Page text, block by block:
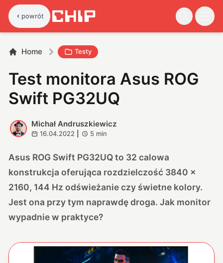
powrót
Home Testy
Test monitora Asus ROG
Swift PG32UQ
M
Michał Andruszkiewicz
16.04.2022 5 min
Asus ROG Swift PG32UQ to 32 calowa
konstrukcja oferująca rozdzielczość 3840 x
2160, 144 Hz odświeżanie czy świetne kolory.
Jest ona przy tym naprawdę droga. Jak monitor
wypadnie w praktyce?